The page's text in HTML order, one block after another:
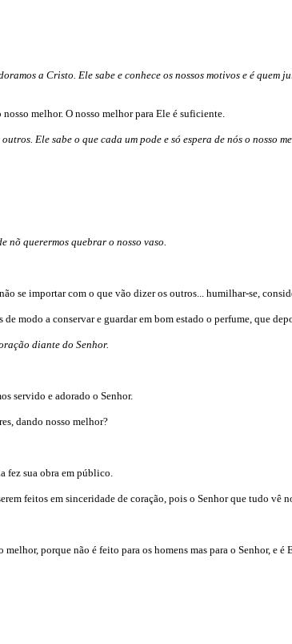
a Cristo. Ele sabe e conhece os nossos motivos e é quem
melhor. O nosso melhor para Ele é suficiente.
Ele sabe o que cada um pode e só espera de nós o nosso
nõ querermos quebrar o nosso vaso.
se importar com o que vão dizer os outros... humilhar-se,
modo a conservar e guardar em bom estado o perfume, que
diante do Senhor.
servido e adorado o Senhor.
dando nosso melhor?
fez sua obra em público.
feitos em sinceridade de coração, pois o Senhor que tudo vê
porque não é feito para os homens mas para o Senhor, e